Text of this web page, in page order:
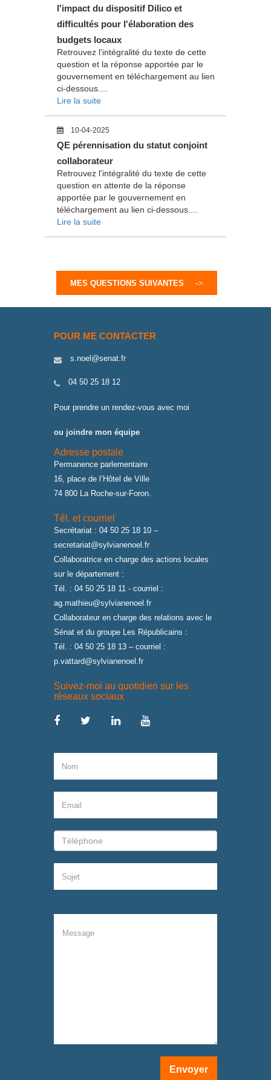
l'impact du dispositif Dilico et
difficultés pour l'élaboration des
budgets locaux
Retrouvez l'intégralité du texte de cette
question et la réponse apportée par le
gouvernement en téléchargement au lien
ci-dessous....
Lire la suite
10-04-2025
QE pérennisation du statut conjoint
collaborateur
Retrouvez l'intégralité du texte de cette
question en attente de la réponse
apportée par le gouvernement en
téléchargement au lien ci-dessous....
Lire la suite
MES QUESTIONS SUIVANTES
POUR ME CONTACTER
s.noel@senat.fr
04 50 25 18 12
Pour prendre un rendez-vous avec moi
ou joindre mon équipe
Adresse postale
Permanence parlementaire
16, place de l’Hôtel de Ville
74 800 La Roche-sur-Foron.
Tél. et courriel
Secrétariat : 04 50 25 18 10 –
secretariat@sylvianenoel.fr
Collaboratrice en charge des actions locales
sur le département :
Tél. : 04 50 25 18 11 - courriel :
ag.mathieu@sylvianenoel.fr
Collaborateur en charge des relations avec le
Sénat et du groupe Les Républicains :
Tél. : 04 50 25 18 13 – courriel :
p.vattard@sylvianenoel.fr
Suivez-moi au quotidien sur les
réseaux sociaux